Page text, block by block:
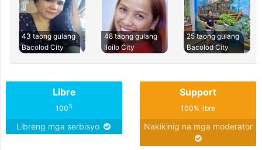
43 taong gulang
Bacolod City
48 taong gulang
Iloilo City
25 taong gulang
Bacolod City
Libre
100%
Libreng mga serbisyo
Support
100% libre
Nakikinig na mga moderator